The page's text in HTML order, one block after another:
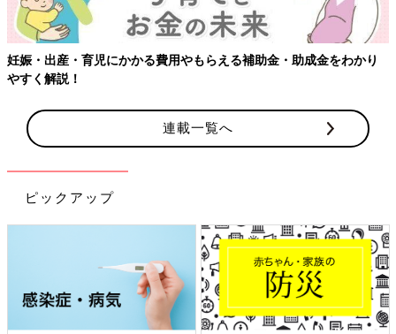
妊娠・出産・育児にかかる費用やもらえる補助金・助成金をわかり
やすく解説！
連載一覧へ
ピックアップ